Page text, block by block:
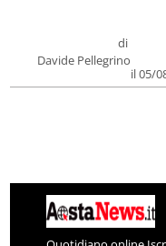
di
Davide Pellegrino
il 05/